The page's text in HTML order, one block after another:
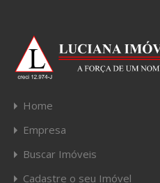
Home
Empresa
Buscar Imóveis
Cadastre o seu Imóvel